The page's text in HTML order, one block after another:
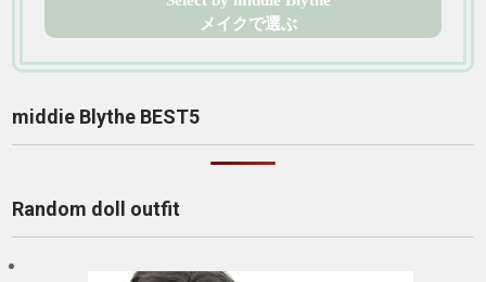
メイクで選ぶ
middie Blythe BEST5
Random doll outfit